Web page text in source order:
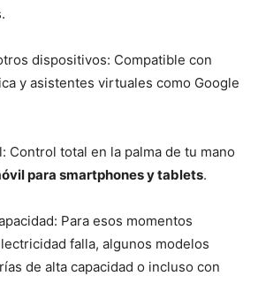
dispositivos: Compatible con
y asistentes virtuales como Google
Control total en la palma de tu mano
para smartphones y tablets.
Para esos momentos
falla, algunos modelos
de alta capacidad o incluso con